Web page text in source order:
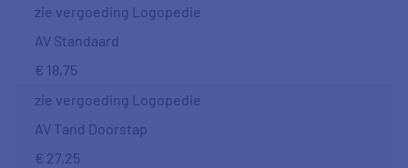
zie vergoeding Logopedie
AV Standaard
€ 18,75
zie vergoeding Logopedie
AV Tand Doorstap
€ 27,25